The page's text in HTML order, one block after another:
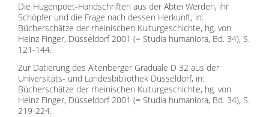
Die Hugenpoet-Handschriften aus der Abtei Werden, ihr
Schöpfer und die Frage nach dessen Herkunft, in:
Bücherschätze der rheinischen Kulturgeschichte, hg. von
Heinz Finger, Düsseldorf 2001 (= Studia humaniora, Bd. 34), S.
121-144.
Zur Datierung des Altenberger Graduale D 32 aus der
Universitäts- und Landesbibliothek Düsseldorf, in:
Bücherschätze der rheinischen Kulturgeschichte, hg. von
Heinz Finger, Düsseldorf 2001 (= Studia humaniora, Bd. 34), S.
219-224.